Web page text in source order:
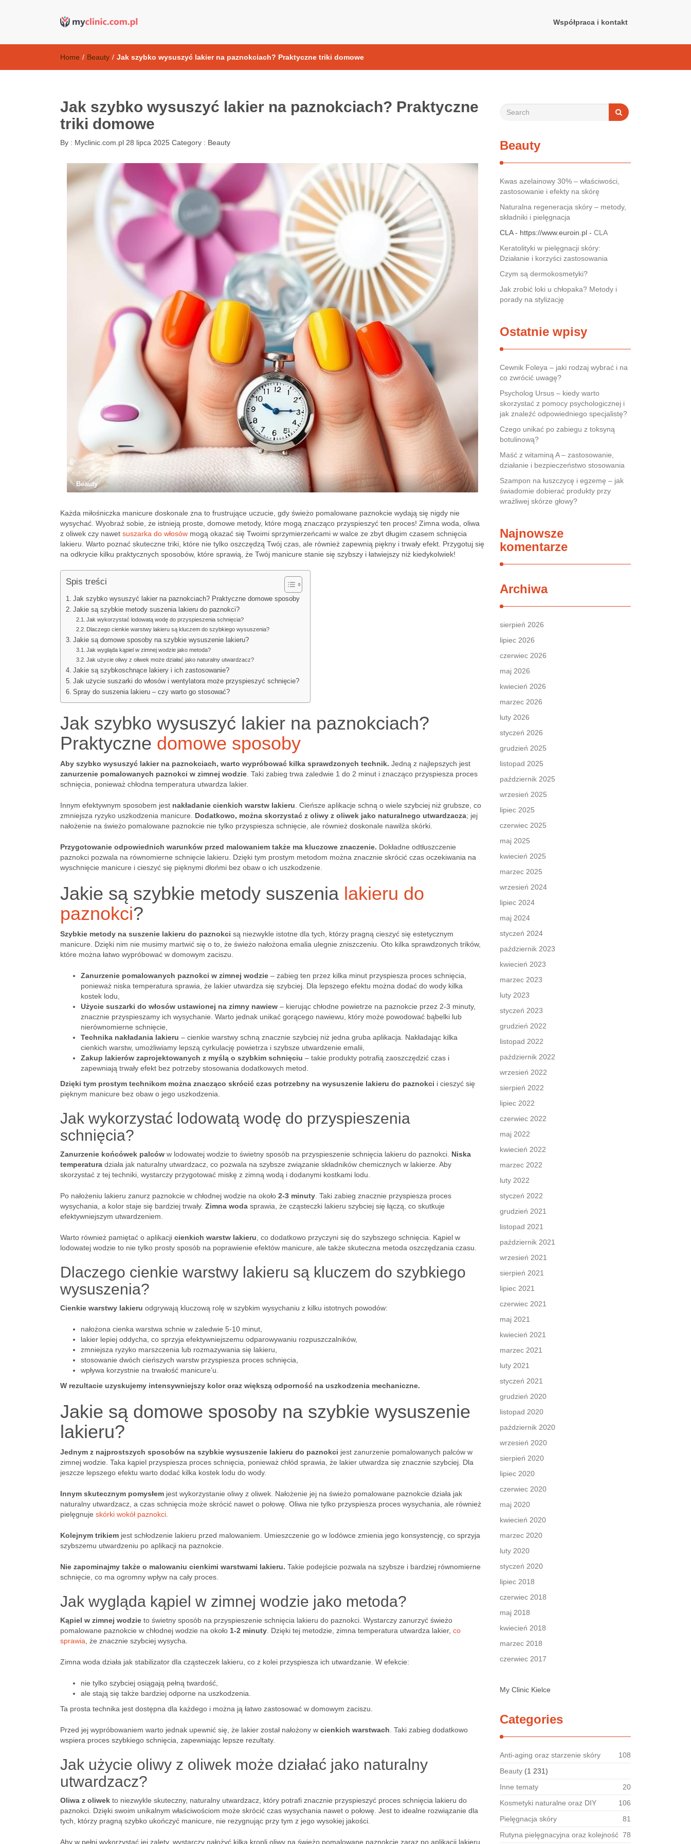
Współpraca i kontakt
Home / Beauty / Jak szybko wysuszyć lakier na paznokciach? Praktyczne triki domowe
Jak szybko wysuszyć lakier na paznokciach? Praktyczne
triki domowe
By : Myclinic.com.pl 28 lipca 2025 Category : Beauty
Beauty
Każda miłośniczka manicure doskonale zna to frustrujące uczucie, gdy świeżo pomalowane paznokcie wydają się nigdy nie
wysychać. Wyobraź sobie, że istnieją proste, domowe metody, które mogą znacząco przyspieszyć ten proces! Zimna woda, oliwa
z oliwek czy nawet suszarka do włosów mogą okazać się Twoimi sprzymierzeńcami w walce ze zbyt długim czasem schnięcia
lakieru. Warto poznać skuteczne triki, które nie tylko oszczędzą Twój czas, ale również zapewnią piękny i trwały efekt. Przygotuj się
na odkrycie kilku praktycznych sposobów, które sprawią, że Twój manicure stanie się szybszy i łatwiejszy niż kiedykolwiek!
Spis treści
Jak szybko wysuszyć lakier na paznokciach? Praktyczne domowe sposoby
Jakie są szybkie metody suszenia lakieru do paznokci?
Jak wykorzystać lodowatą wodę do przyspieszenia schnięcia?
Dlaczego cienkie warstwy lakieru są kluczem do szybkiego wysuszenia?
Jakie są domowe sposoby na szybkie wysuszenie lakieru?
Jak wygląda kąpiel w zimnej wodzie jako metoda?
Jak użycie oliwy z oliwek może działać jako naturalny utwardzacz?
Jakie są szybkoschnące lakiery i ich zastosowanie?
Jak użycie suszarki do włosów i wentylatora może przyspieszyć schnięcie?
Spray do suszenia lakieru – czy warto go stosować?
Jak szybko wysuszyć lakier na paznokciach?
Praktyczne domowe sposoby
Aby szybko wysuszyć lakier na paznokciach, warto wypróbować kilka sprawdzonych technik. Jedną z najlepszych jest
zanurzenie pomalowanych paznokci w zimnej wodzie . Taki zabieg trwa zaledwie 1 do 2 minut i znacząco przyspiesza proces
schnięcia, ponieważ chłodna temperatura utwardza lakier.
Innym efektywnym sposobem jest nakładanie cienkich warstw lakieru . Cieńsze aplikacje schną o wiele szybciej niż grubsze, co
zmniejsza ryzyko uszkodzenia manicure. Dodatkowo, można skorzystać z oliwy z oliwek jako naturalnego utwardzacza; jej
nałożenie na świeżo pomalowane paznokcie nie tylko przyspiesza schnięcie, ale również doskonale nawilża skórki.
Przygotowanie odpowiednich warunków przed malowaniem także ma kluczowe znaczenie. Dokładne odtłuszczenie
paznokci pozwala na równomierne schnięcie lakieru. Dzięki tym prostym metodom można znacznie skrócić czas oczekiwania na
wyschnięcie manicure i cieszyć się pięknymi dłońmi bez obaw o ich uszkodzenie.
Jakie są szybkie metody suszenia lakieru do
paznokci?
Szybkie metody na suszenie lakieru do paznokci są niezwykle istotne dla tych, którzy pragną cieszyć się estetycznym
manicure. Dzięki nim nie musimy martwić się o to, że świeżo nałożona emalia ulegnie zniszczeniu. Oto kilka sprawdzonych trików,
które można łatwo wypróbować w domowym zaciszu.
Zanurzenie pomalowanych paznokci w zimnej wodzie – zabieg ten przez kilka minut przyspiesza proces schnięcia,
ponieważ niska temperatura sprawia, że lakier utwardza się szybciej. Dla lepszego efektu można dodać do wody kilka
kostek lodu,
Użycie suszarki do włosów ustawionej na zimny nawiew – kierując chłodne powietrze na paznokcie przez 2-3 minuty,
znacznie przyspieszamy ich wysychanie. Warto jednak unikać gorącego nawiewu, który może powodować bąbelki lub
nierównomierne schnięcie,
Technika nakładania lakieru – cienkie warstwy schną znacznie szybciej niż jedna gruba aplikacja. Nakładając kilka
cienkich warstw, umożliwiamy lepszą cyrkulację powietrza i szybsze utwardzenie emalii,
Zakup lakierów zaprojektowanych z myślą o szybkim schnięciu – takie produkty potrafią zaoszczędzić czas i
zapewniają trwały efekt bez potrzeby stosowania dodatkowych metod.
Dzięki tym prostym technikom można znacząco skrócić czas potrzebny na wysuszenie lakieru do paznokci i cieszyć się
pięknym manicure bez obaw o jego uszkodzenia.
Jak wykorzystać lodowatą wodę do przyspieszenia
schnięcia?
Zanurzenie końcówek palców w lodowatej wodzie to świetny sposób na przyspieszenie schnięcia lakieru do paznokci. Niska
temperatura działa jak naturalny utwardzacz, co pozwala na szybsze związanie składników chemicznych w lakierze. Aby
skorzystać z tej techniki, wystarczy przygotować miskę z zimną wodą i dodanymi kostkami lodu.
Po nałożeniu lakieru zanurz paznokcie w chłodnej wodzie na około 2-3 minuty . Taki zabieg znacznie przyspiesza proces
wysychania, a kolor staje się bardziej trwały. Zimna woda sprawia, że cząsteczki lakieru szybciej się łączą, co skutkuje
efektywniejszym utwardzeniem.
Warto również pamiętać o aplikacji cienkich warstw lakieru , co dodatkowo przyczyni się do szybszego schnięcia. Kąpiel w
lodowatej wodzie to nie tylko prosty sposób na poprawienie efektów manicure, ale także skuteczna metoda oszczędzania czasu.
Dlaczego cienkie warstwy lakieru są kluczem do szybkiego
wysuszenia?
Cienkie warstwy lakieru odgrywają kluczową rolę w szybkim wysychaniu z kilku istotnych powodów:
nałożona cienka warstwa schnie w zaledwie 5-10 minut,
lakier lepiej oddycha, co sprzyja efektywniejszemu odparowywaniu rozpuszczalników,
zmniejsza ryzyko marszczenia lub rozmazywania się lakieru,
stosowanie dwóch cieńszych warstw przyspiesza proces schnięcia,
wpływa korzystnie na trwałość manicure’u.
W rezultacie uzyskujemy intensywniejszy kolor oraz większą odporność na uszkodzenia mechaniczne.
Jakie są domowe sposoby na szybkie wysuszenie
lakieru?
Jednym z najprostszych sposobów na szybkie wysuszenie lakieru do paznokci jest zanurzenie pomalowanych palców w
zimnej wodzie. Taka kąpiel przyspiesza proces schnięcia, ponieważ chłód sprawia, że lakier utwardza się znacznie szybciej. Dla
jeszcze lepszego efektu warto dodać kilka kostek lodu do wody.
Innym skutecznym pomysłem jest wykorzystanie oliwy z oliwek. Nałożenie jej na świeżo pomalowane paznokcie działa jak
naturalny utwardzacz, a czas schnięcia może skrócić nawet o połowę. Oliwa nie tylko przyspiesza proces wysychania, ale również
pielęgnuje skórki wokół paznokci
Kolejnym trikiem jest schłodzenie lakieru przed malowaniem. Umieszczenie go w lodówce zmienia jego konsystencję, co sprzyja
szybszemu utwardzeniu po aplikacji na paznokcie.
Nie zapominajmy także o malowaniu cienkimi warstwami lakieru. Takie podejście pozwala na szybsze i bardziej równomierne
schnięcie, co ma ogromny wpływ na cały proces.
Jak wygląda kąpiel w zimnej wodzie jako metoda?
Kąpiel w zimnej wodzie to świetny sposób na przyspieszenie schnięcia lakieru do paznokci. Wystarczy zanurzyć świeżo
pomalowane paznokcie w chłodnej wodzie na około 1-2 minuty . Dzięki tej metodzie, zimna temperatura utwardza lakier, co
sprawia , że znacznie szybciej wysycha.
Zimna woda działa jak stabilizator dla cząsteczek lakieru, co z kolei przyspiesza ich utwardzanie. W efekcie:
nie tylko szybciej osiągają pełną twardość,
ale stają się także bardziej odporne na uszkodzenia.
Ta prosta technika jest dostępna dla każdego i można ją łatwo zastosować w domowym zaciszu.
Przed jej wypróbowaniem warto jednak upewnić się, że lakier został nałożony w cienkich warstwach . Taki zabieg dodatkowo
wspiera proces szybkiego schnięcia, zapewniając lepsze rezultaty.
Jak użycie oliwy z oliwek może działać jako naturalny
utwardzacz?
Oliwa z oliwek to niezwykle skuteczny, naturalny utwardzacz, który potrafi znacznie przyspieszyć proces schnięcia lakieru do
paznokci. Dzięki swoim unikalnym właściwościom może skrócić czas wysychania nawet o połowę. Jest to idealne rozwiązanie dla
tych, którzy pragną szybko ukończyć manicure, nie rezygnując przy tym z jego wysokiej jakości.
Aby w pełni wykorzystać jej zalety, wystarczy nałożyć kilka kropli oliwy na świeżo pomalowane paznokcie zaraz po aplikacji lakieru.
Beauty
Kwas azelainowy 30% – właściwości,
zastosowanie i efekty na skórę
Naturalna regeneracja skóry – metody,
składniki i pielęgnacja
CLA - https://www.euroin.pl - CLA
Keratolityki w pielęgnacji skóry:
Działanie i korzyści zastosowania
Czym są dermokosmetyki?
Jak zrobić loki u chłopaka? Metody i
porady na stylizację
Ostatnie wpisy
Cewnik Foleya – jaki rodzaj wybrać i na
co zwrócić uwagę?
Psycholog Ursus – kiedy warto
skorzystać z pomocy psychologicznej i
jak znaleźć odpowiedniego specjalistę?
Czego unikać po zabiegu z toksyną
botulinową?
Maść z witaminą A – zastosowanie,
działanie i bezpieczeństwo stosowania
Szampon na łuszczycę i egzemę – jak
świadomie dobierać produkty przy
wrażliwej skórze głowy?
Najnowsze
komentarze
Archiwa
sierpień 2026
lipiec 2026
czerwiec 2026
maj 2026
kwiecień 2026
marzec 2026
luty 2026
styczeń 2026
grudzień 2025
listopad 2025
październik 2025
wrzesień 2025
lipiec 2025
czerwiec 2025
maj 2025
kwiecień 2025
marzec 2025
wrzesień 2024
lipiec 2024
maj 2024
styczeń 2024
październik 2023
kwiecień 2023
marzec 2023
luty 2023
styczeń 2023
grudzień 2022
listopad 2022
październik 2022
wrzesień 2022
sierpień 2022
lipiec 2022
czerwiec 2022
maj 2022
kwiecień 2022
marzec 2022
luty 2022
styczeń 2022
grudzień 2021
listopad 2021
październik 2021
wrzesień 2021
sierpień 2021
lipiec 2021
czerwiec 2021
maj 2021
kwiecień 2021
marzec 2021
luty 2021
styczeń 2021
grudzień 2020
listopad 2020
październik 2020
wrzesień 2020
sierpień 2020
lipiec 2020
czerwiec 2020
maj 2020
kwiecień 2020
marzec 2020
luty 2020
styczeń 2020
lipiec 2018
czerwiec 2018
maj 2018
kwiecień 2018
marzec 2018
czerwiec 2017
My Clinic Kielce
Categories
Anti-aging oraz starzenie skóry
108
Beauty (1 231)
Inne tematy
20
Kosmetyki naturalne oraz DIY
106
Pielęgnacja skóry
81
Rutyna pielęgnacyjna oraz kolejność 78